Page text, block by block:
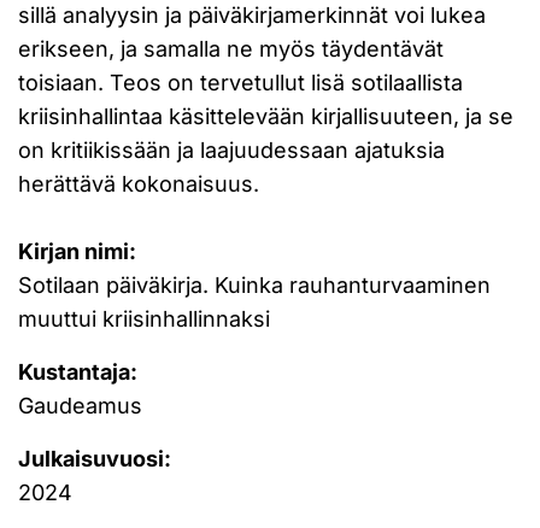
sillä analyysin ja päiväkirjamerkinnät voi lukea
erikseen, ja samalla ne myös täydentävät
toisiaan. Teos on tervetullut lisä sotilaallista
kriisinhallintaa käsittelevään kirjallisuuteen, ja se
on kritiikissään ja laajuudessaan ajatuksia
herättävä kokonaisuus.
Kirjan nimi:
Sotilaan päiväkirja. Kuinka rauhanturvaaminen
muuttui kriisinhallinnaksi
Kustantaja:
Gaudeamus
Julkaisuvuosi:
2024